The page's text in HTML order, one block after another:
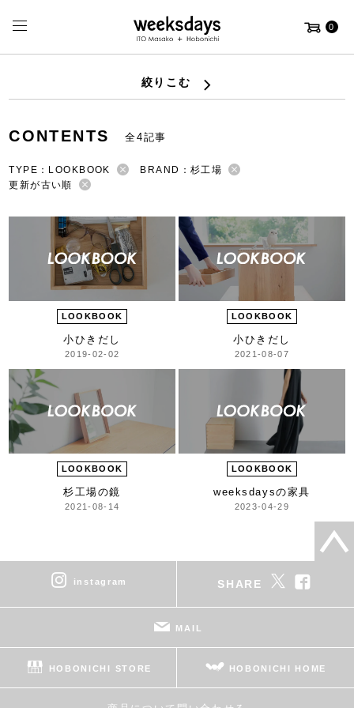
0
絞りこむ
CONTENTS 全4記事
TYPE：LOOKBOOK
BRAND：杉工場
更新が古い順
LOOKBOOK
小ひきだし
2019-02-02
LOOKBOOK
小ひきだし
2021-08-07
LOOKBOOK
杉工場の鏡
2021-08-14
LOOKBOOK
weeksdaysの家具
2023-04-29
instagram SHARE
MAIL
HOBONICHI STORE HOBONICHI HOME